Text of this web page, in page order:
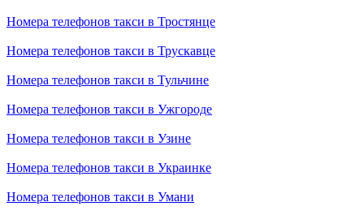
Номера телефонов такси в Тростянце
Номера телефонов такси в Трускавце
Номера телефонов такси в Тульчине
Номера телефонов такси в Ужгороде
Номера телефонов такси в Узине
Номера телефонов такси в Украинке
Номера телефонов такси в Умани